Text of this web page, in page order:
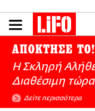
ΕΙΔΗΣΕΙΣ
CULTURE
ΑΠΟΨΕΙΣ
ΤΡΟΠΟΣ ΖΩΗΣ
ΑΠΟΚΤΗΣΕ ΤΟ!
Η Σκληρή
Διαθέσιμη
Δείτε περισσότερα